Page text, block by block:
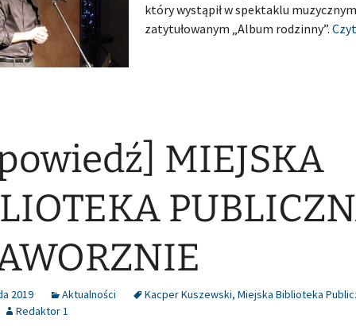
który wystąpił w spektaklu
zatytułowanym „Album rodzinny”.
MIEJSKA
2019 Aktualności Kacper Kuszewski, Miejska Biblioteka
Redaktor 1